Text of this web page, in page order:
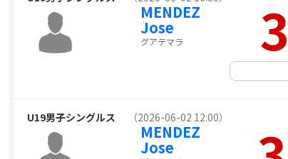
MENDEZ
Jose
グアテマラ 3
U19男子シングルス （2026-06-02 12:00）
MENDEZ
Jose